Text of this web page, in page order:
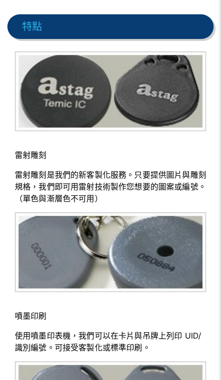
特點
雷射雕刻
雷射雕刻是我們的新客製化服務。只要提供圖片與雕刻
規格，我們即可用雷射技術製作您想要的圖案或編號。
（單色與漸層色不可用）
噴墨印刷
使用噴墨印表機，我們可以在卡片與吊牌上列印 UID/
識別編號。可接受客製化或標準印刷。